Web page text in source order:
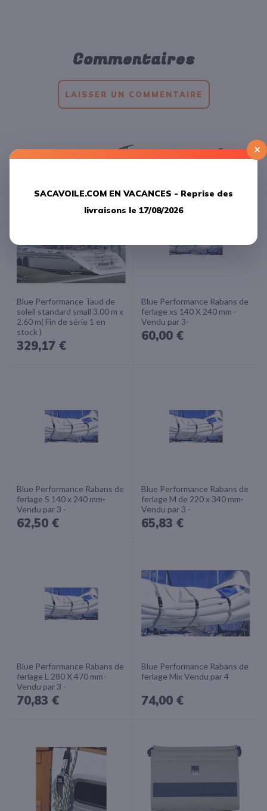
Commentaires
LAISSER UN COMMENTAIRE
Produits apparentés
Blue Performance Taud de
soleil standard small 3.00 m x
2.60 m( Fin de série 1 en
stock )
329,17 €
Blue Performance Rabans de
ferlage xs 140 X 240 mm -
Vendu par 3-
60,00 €
Blue Performance Rabans de
ferlage S 140 x 240 mm-
Vendu par 3 -
62,50 €
Blue Performance Rabans de
ferlage M de 220 x 340 mm-
Vendu par 3 -
65,83 €
Blue Performance Rabans de
ferlage L 280 X 470 mm-
Vendu par 3 -
70,83 €
Blue Performance Rabans de
ferlage Mix Vendu par 4
74,00 €
×
SACAVOILE.COM EN VACANCES - Reprise des
livraisons le 17/08/2026